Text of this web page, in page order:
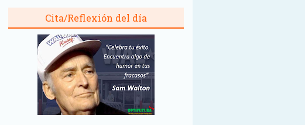
Cita/Reflexión del día